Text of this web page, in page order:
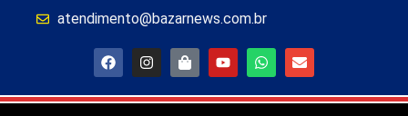
atendimento@bazarnews.com.br